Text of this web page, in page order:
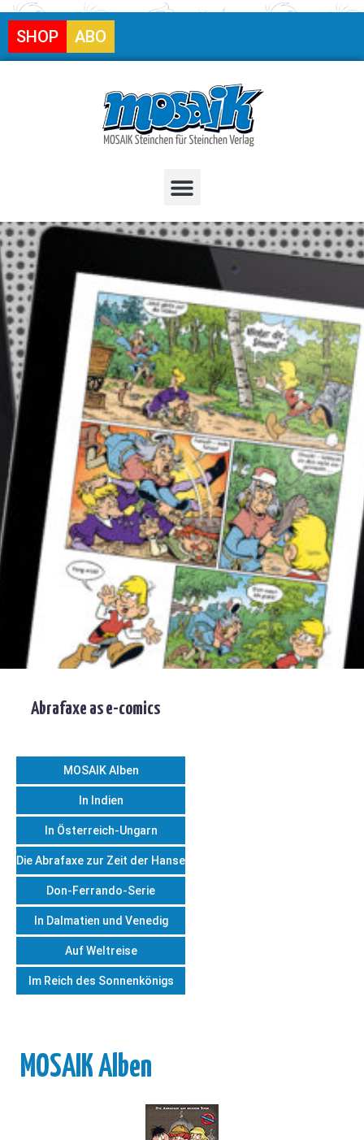
SHOP ABO
Abrafaxe as e-comics
MOSAIK Alben
In Indien
In Österreich-Ungarn
Die Abrafaxe zur Zeit der Hanse
Don-Ferrando-Serie
In Dalmatien und Venedig
Auf Weltreise
Im Reich des Sonnenkönigs
MOSAIK Alben